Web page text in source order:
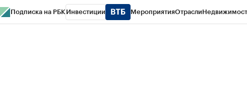
Подписка на РБК Инвестиции МероприятияОтрасли